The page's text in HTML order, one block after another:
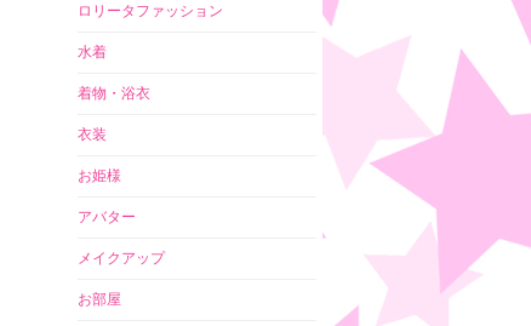
ロリータファッション
水着
着物・浴衣
衣装
お姫様
アバター
メイクアップ
お部屋